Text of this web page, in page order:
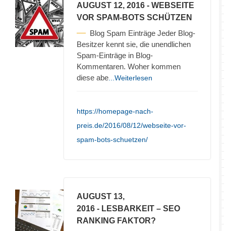
AUGUST 12, 2016 - WEBSEITE
VOR SPAM-BOTS SCHÜTZEN
Blog Spam Einträge Jeder Blog-
Besitzer kennt sie, die unendlichen
Spam-Einträge in Blog-
Kommentaren. Woher kommen
diese abe ...Weiterlesen
https://homepage-nach-
preis.de/2016/08/12/webseite-vor-
spam-bots-schuetzen/
AUGUST 13,
2016 - LESBARKEIT – SEO
RANKING FAKTOR?